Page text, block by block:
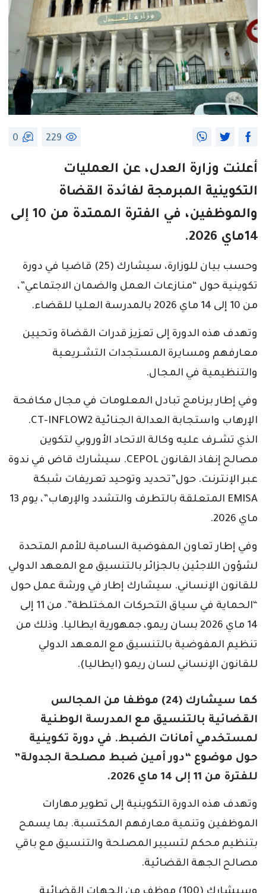
229
0
أعلنت وزارة العدل، عن العمليات
التكوينية المبرمجة لفائدة القضاة
والموظفين، في الفترة الممتدة من 10 إلى
14ماي 2026.
وحسب بيان للوزارة، سيشارك (25) قاضيا في دورة
تكوينية حول “منازعات العمل والضمان الاجتماعي”،
من 10 إلى 14 ماي 2026 بالمدرسة العليا للقضاء.
وتهدف هذه الدورة إلى تعزيز قدرات القضاة وتحيين
معارفهم ومسايرة المستجدات التشـريعية
والتنظيمية في المجال.
وفي إطار برنامج تبادل المعلومات في مجال مكافحة
الإرهاب واستجابة العدالة الجنائية CT-INFLOW2.
الذي تشـرف عليه وكالة الاتحاد الأوروبي لتكوين
مصالح إنفاذ القانون CEPOL. سيشارك قاض في ندوة
عبر الإنترنت. حول”تحديد وتوحيد تعريفات شبكة
EMISA المتعلقة بالتطرف والتشدد والإرهاب”، يوم 13
ماي 2026.
وفي إطار تعاون المفوضية السامية للأمم المتحدة
لشؤون اللاجئين بالجزائر بالتنسيق مع المعهد الدولي
للقانون الإنساني. سيشارك إطار في ورشة عمل حول
“الحماية في سياق التحركات المختلطة”. من 11 إلى
14 ماي 2026 بسان ريمو، جمهورية ايطاليا. وذلك من
تنظيم المفوضية بالتنسيق مع المعهد الدولي
للقانون الإنساني لسان ريمو (ايطاليا).
كما سيشارك (24) موظفا من المجالس
القضائية بالتنسيق مع المدرسة الوطنية
لمستخدمي أمانات الضبط. في دورة تكوينية
حول موضوع “دور أمين ضبط مصلحة الجدولة”
للفترة من 11 إلى 14 ماي 2026.
وتهدف هذه الدورة التكوينية إلى تطوير مهارات
الموظفين وتنمية معارفهم المكتسبة. بما يسمح
بتنظيم محكم لتسيير المصلحة والتنسيق مع باقي
مصالح الجهة القضائية.